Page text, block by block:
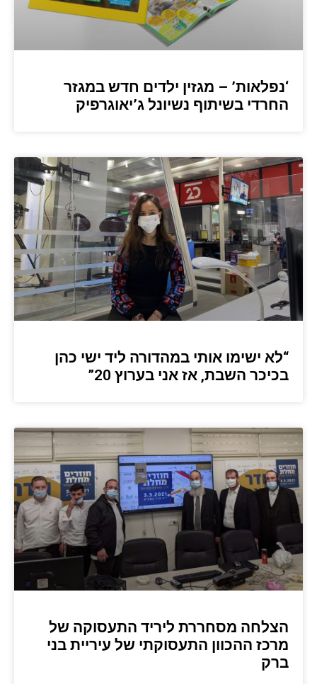
‘נפלאות’ – מגזין ילדים חדש במגזר
החרדי בשיתוף נשיונל ג’יאוגרפיק
“לא ישימו אותי במהדורה ליד ישי כהן
בכיכר השבת, אז אני בערוץ 20”
הצלחה מסחררת ליריד התעסוקה של
מרכז ההכוון התעסוקתי של עיריית בני
ברק